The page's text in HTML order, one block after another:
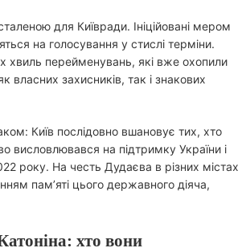
для Київради. Ініційовані мером
на голосування у стислі терміни.
перейменувань, які вже охопили
власних захисників, так і знакових
Київ послідовно вшановує тих, хто
висловлювався на підтримку України і
року. На честь Дудаєва в різних містах
пам’яті цього державного діяча,
хто вони